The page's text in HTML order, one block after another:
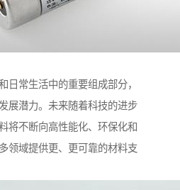
日常生活中的重要组成部分，
展潜力。未来随着科技的进步
将不断向高性能化、环保化和
领域提供更、更可靠的材料支